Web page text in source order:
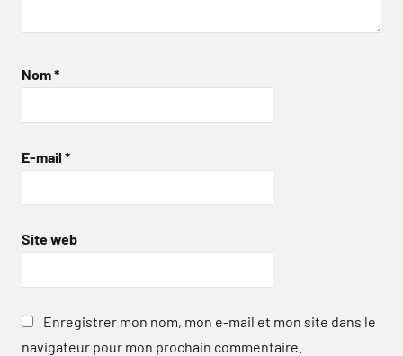
Nom*
E-mail *
Site web
Enregistrer mon nom, mon e-mail et mon site dans le
navigateur pour mon prochain commentaire.